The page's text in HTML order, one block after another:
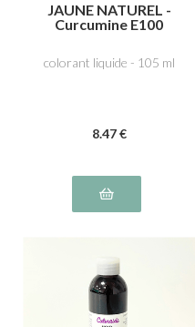
JAUNE NATUREL -
Curcumine E100
colorant liquide - 105 ml
8.47 €